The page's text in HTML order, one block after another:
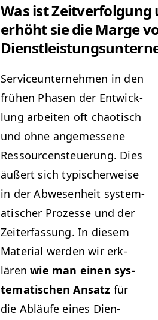
Was ist Zeitverfolgung
erhöht sie die Marge
Ser­vice­un­ternehmen in den
frühen Phasen der Entwick­
lung arbeit­en oft chao­tisch
und ohne angemessene
Ressourcens­teuerung. Dies
äußert sich typ­is­cher­weise
in der Abwe­sen­heit sys­tem­
a­tis­ch­er Prozesse und der
Zeit­er­fas­sung. In diesem
Mate­r­i­al wer­den wir erk­
lärenwie man einen sys­
tem­a­tis­chen Ansatz für
die Abläufe eines Dien­